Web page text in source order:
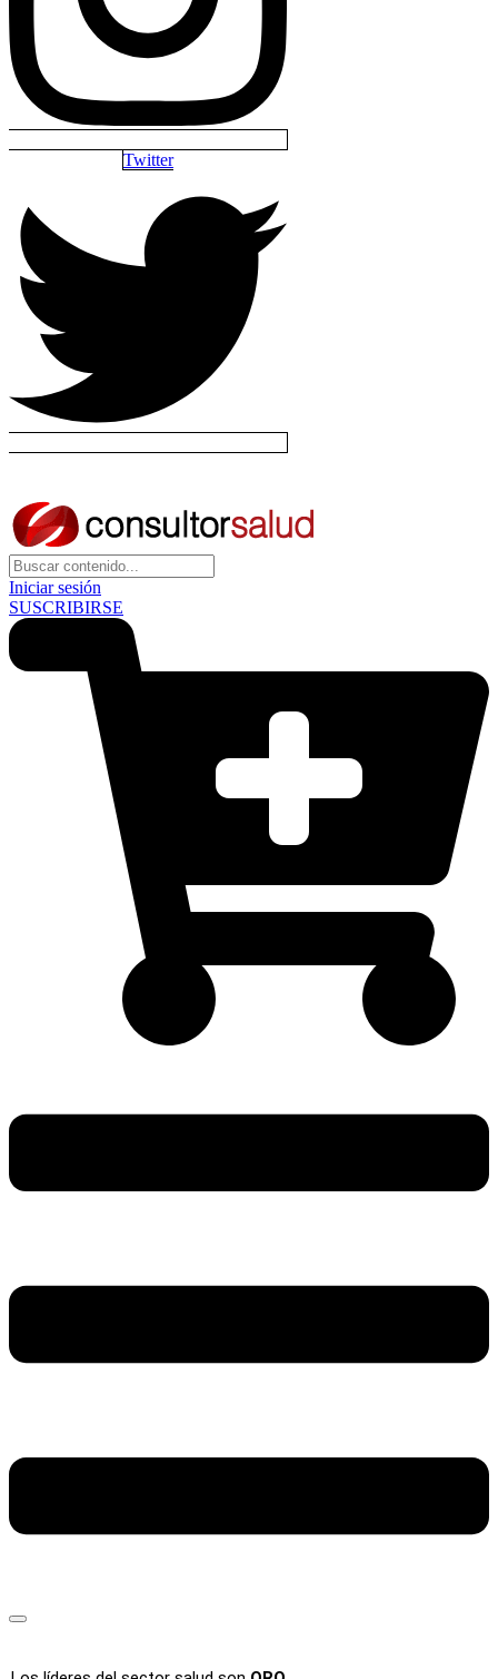
Twitter
Iniciar sesión
SUSCRIBIRSE